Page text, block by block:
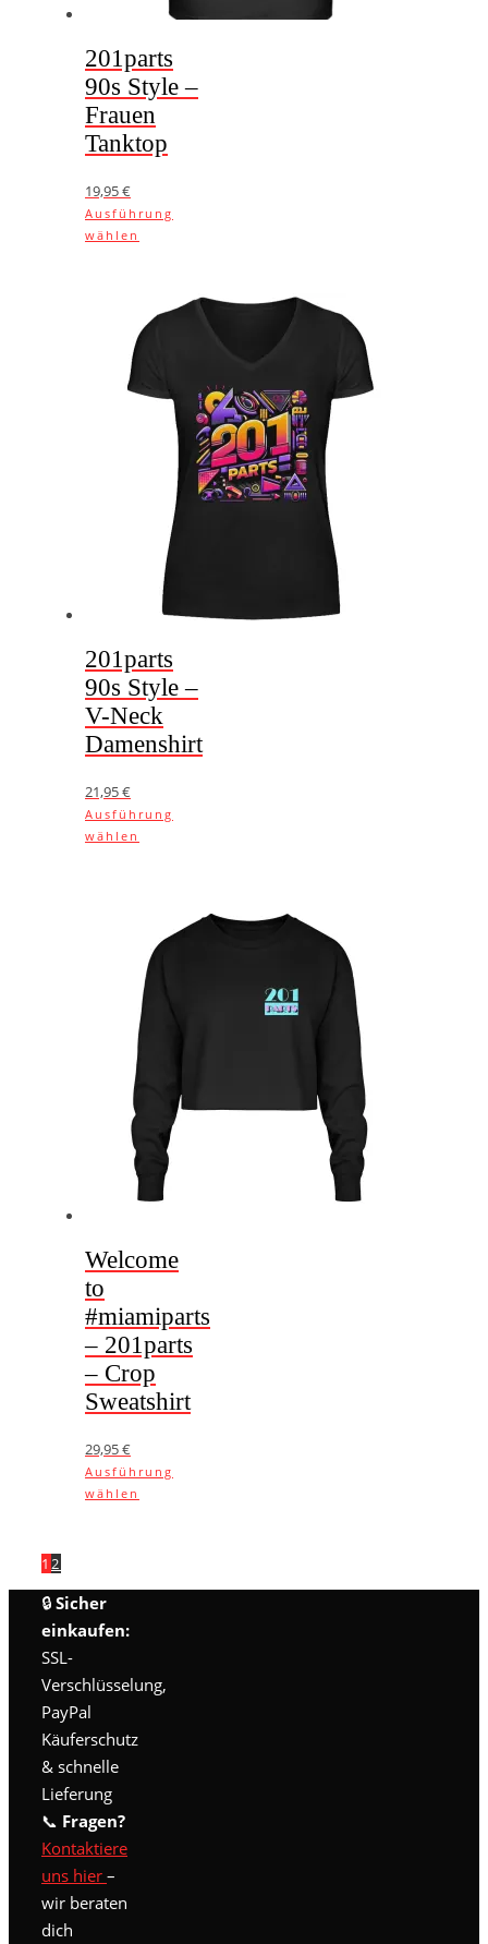
201parts
90s Style –
Frauen
Tanktop
19,95€
Ausführung
wählen
mehrere
Varianten
auf.
Optionen
können
Produktseite
gewählt
werden
201parts
90s Style –
V-Neck
Damenshirt
21,95€
Ausführung
wählen
Varianten
auf.
Die
Optionen
können
auf
gewählt
werden
Welcome
to
#miamiparts
– 201parts
– Crop
Sweatshirt
29,95€
Ausführung
wählen
auf
1 2
🔒 Sicher
einkaufen:
SSL-
Verschlüsselung,
PayPal
Käuferschutz
& schnelle
Lieferung
📞 Fragen?
Kontaktiere
uns hier –
wir beraten
dich